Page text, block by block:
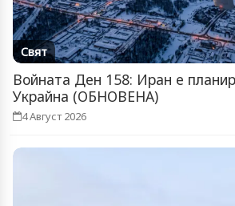
Свят
Войната Ден 158: Иран е
Украйна (ОБНОВЕНА)
4 Август 2026